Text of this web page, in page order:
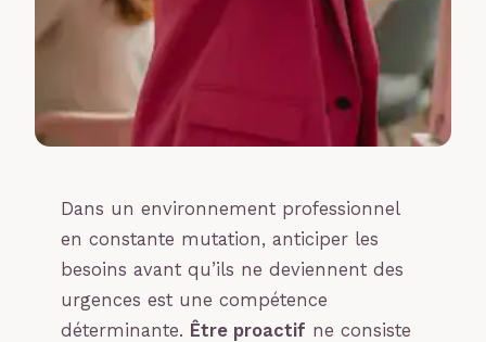
Dans un environnement professionnel
en constante mutation, anticiper les
besoins avant qu’ils ne deviennent des
urgences est une compétence
déterminante. Être proactif ne consiste